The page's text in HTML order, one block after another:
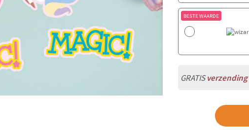
BESTE WAARDE
GRATISverzending